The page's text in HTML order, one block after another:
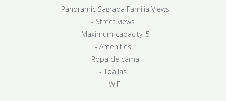
- Panoramic Sagrada Familia Views
- Street views
- Maximum capacity: 5
- Amenities
- Ropa de cama
- Toallas
- WiFi